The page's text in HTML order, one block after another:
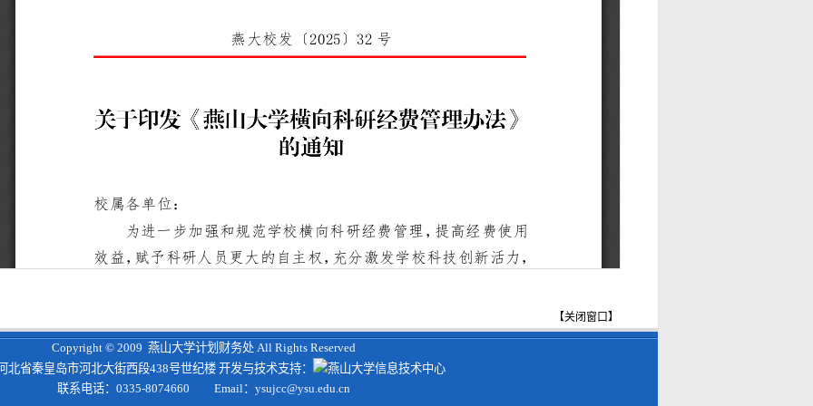
【关闭窗口】
Copyright © 2009 燕山大学计划财务处 All Rights Reserved
北省秦皇岛市河北大街西段438号世纪楼 开发与技术支持：
燕山大学信息技术中心
联系电话：0335-8074660 Email： ysujcc@ysu.edu.cn